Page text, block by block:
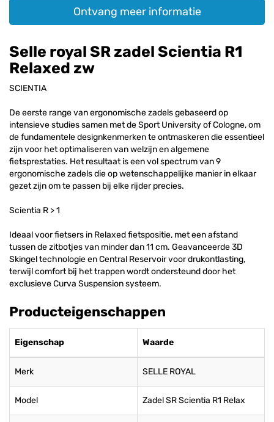
Ontvang meer informatie
Selle royal SR zadel Scientia R1
Relaxed zw
SCIENTIA
De eerste range van ergonomische zadels gebaseerd op
intensieve studies samen met de Sport University of Cologne, om
de fundamentele designkenmerken te ontmaskeren die essentieel
zijn voor het optimaliseren van welzijn en algemene
fietsprestaties. Het resultaat is een vol spectrum van 9
ergonomische zadels die op wetenschappelijke manier in elkaar
gezet zijn om te passen bij elke rijder precies.
Scientia R > 1
Ideaal voor fietsers in Relaxed fietspositie, met een afstand
tussen de zitbotjes van minder dan 11 cm. Geavanceerde 3D
Skingel technologie en Central Reservoir voor drukontlasting,
terwijl comfort bij het trappen wordt ondersteund door het
exclusieve Curva Suspension systeem.
Producteigenschappen
Eigenschap Waarde
Merk SELLE ROYAL
Model Zadel SR Scientia R1 Relax